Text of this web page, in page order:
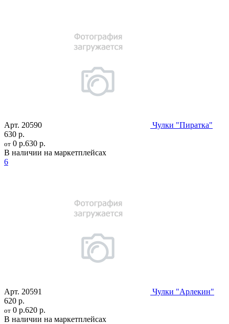
Арт. 20590
Чулки "Пиратка"
630 р.
от 0 р.630 р.
В наличии на маркетплейсах
6
Арт. 20591
Чулки "Арлекин"
620 р.
от 0 р.620 р.
В наличии на маркетплейсах